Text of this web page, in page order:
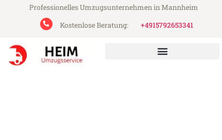
Professionelles Umzugsunternehmen in Mannheim
Kostenlose Beratung:
+4915792653341